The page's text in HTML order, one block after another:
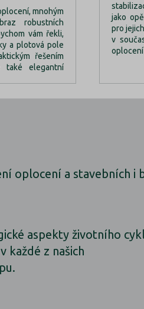
mnohým
robustních
vám řekli,
a plotová pole
řešením
také elegantní
jako
pro
v
oplocení a stavebních i
aspekty životního
každé z našich